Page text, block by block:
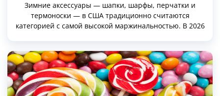
Зимние аксессуары — шапки, шарфы, перчатки и
термоноски — в США традиционно считаются
категорией с самой высокой маржинальностью. В 2026
аксессуаров: кашемира с графеновыми нитями для
сверхпрочности, сенсорных перчаток с серебряным
напылением и термоносков с зональной компрессией.